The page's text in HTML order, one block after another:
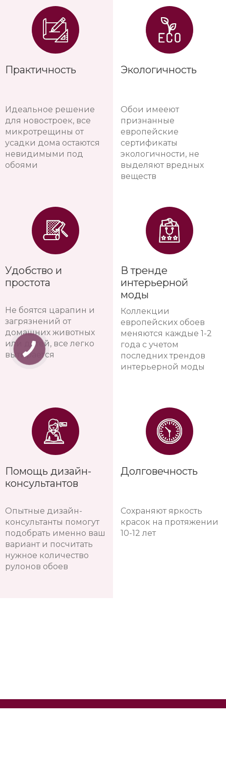
Практичность
Идеальное решение
для новостроек, все
микротрещины от
усадки дома остаются
невидимыми под
обоями
Удобство и
простота
Не боятся царапин и
загрязнений от
домашних животных
или детей, все легко
вытирается
Помощь дизайн-
консультантов
Опытные дизайн-
консультанты помогут
подобрать именно ваш
вариант и посчитать
нужное количество
рулонов обоев
Экологичность
Обои имееют
признанные
европейские
сертификаты
экологичности, не
выделяют вредных
веществ
В тренде
интерьерной
моды
Коллекции
европейских обоев
меняются каждые 1-2
года с учетом
последних трендов
интерьерной моды
Долговечность
Сохраняют яркость
красок на протяжении
10-12 лет